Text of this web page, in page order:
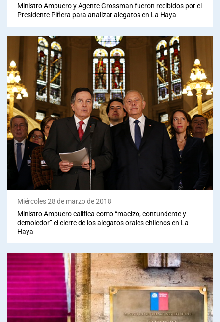
Ministro Ampuero y Agente Grossman fueron recibidos por el
Presidente Piñera para analizar alegatos en La Haya
Miércoles 28 de marzo de 2018
Ministro Ampuero califica como “macizo, contundente y
demoledor” el cierre de los alegatos orales chilenos en La
Haya